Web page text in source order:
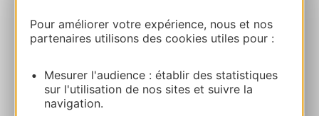
Pour améliorer votre expérience, nous et nos
partenaires utilisons des cookies utiles pour :
Mesurer l'audience : établir des statistiques
sur l'utilisation de nos sites et suivre la
navigation.
Site internet
AU CARNET